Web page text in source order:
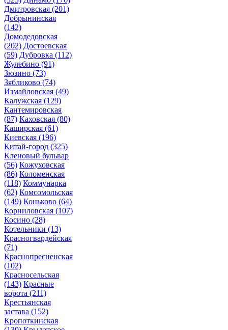
Дмитровская (201)
Добрынинская
(142)
Домодедовская
(202) Достоевская
(59) Дубровка (112)
Жулебино (91)
Зюзино (73)
Зябликово (74)
Измайловская (49)
Калужская (129)
Кантемировская
(87) Каховская (80)
Каширская (61)
Киевская (196)
Китай-город (325)
Кленовый бульвар
(56) Кожуховская
(86) Коломенская
(118) Коммунарка
(62) Комсомольская
(149) Коньково (64)
Корниловская (107)
Косино (28)
Котельники (13)
Красногвардейская
(71)
Краснопресненская
(102)
Красносельская
(143) Красные
ворота (211)
Крестьянская
застава (152)
Кропоткинская